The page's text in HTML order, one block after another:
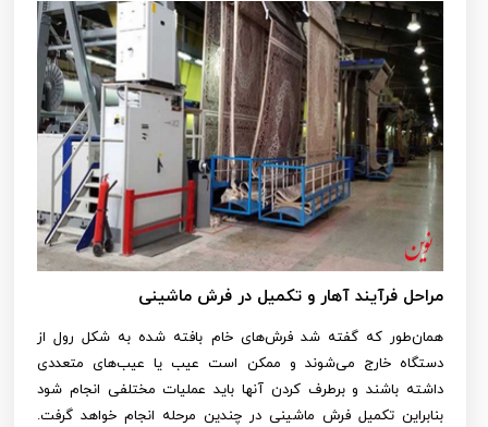
مراحل فرآیند آهار و تکمیل در فرش ماشینی
همان‌طور که گفته شد فرش‌های خام بافته شده به شکل رول از
دستگاه خارج می‌شوند و ممکن است عیب یا عیب‌های متعددی
داشته باشند و برطرف کردن آنها باید عملیات مختلفی انجام شود
بنابراین تکمیل فرش ماشینی در چندین مرحله انجام خواهد گرفت.